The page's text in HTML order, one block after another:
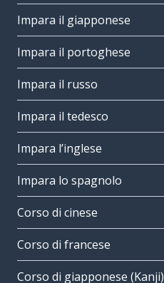
Impara il giapponese
Impara il portoghese
Impara il russo
Impara il tedesco
Impara l’inglese
Impara lo spagnolo
Corso di cinese
Corso di francese
Corso di giapponese (Kanji)